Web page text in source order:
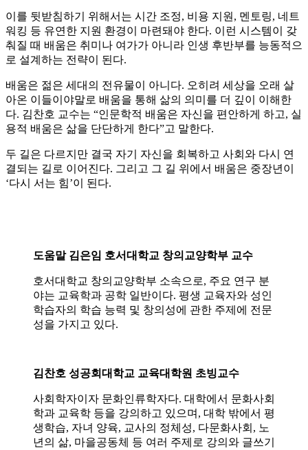
이를 뒷받침하기 위해서는 시간 조정, 비용 지원, 멘토링, 네트
워킹 등 유연한 지원 환경이 마련돼야 한다. 이런 시스템이 갖
춰질 때 배움은 취미나 여가가 아니라 인생 후반부를 능동적으
로 설계하는 전략이 된다.
배움은 젊은 세대의 전유물이 아니다. 오히려 세상을 오래 살
아온 이들이야말로 배움을 통해 삶의 의미를 더 깊이 이해한
다. 김찬호 교수는 “인문학적 배움은 자신을 편안하게 하고, 실
용적 배움은 삶을 단단하게 한다”고 말한다.
두 길은 다르지만 결국 자기 자신을 회복하고 사회와 다시 연
결되는 길로 이어진다. 그리고 그 길 위에서 배움은 중장년이
‘다시 서는 힘’이 된다.
도움말 김은임 호서대학교 창의교양학부 교수
호서대학교 창의교양학부 소속으로, 주요 연구 분
야는 교육학과 공학 일반이다. 평생 교육자와 성인
학습자의 학습 능력 및 창의성에 관한 주제에 전문
성을 가지고 있다.
김찬호 성공회대학교 교육대학원 초빙교수
사회학자이자 문화인류학자다. 대학에서 문화사회
학과 교육학 등을 강의하고 있으며, 대학 밖에서 평
생학습, 자녀 양육, 교사의 정체성, 다문화사회, 노
년의 삶, 마을공동체 등 여러 주제로 강의와 글쓰기